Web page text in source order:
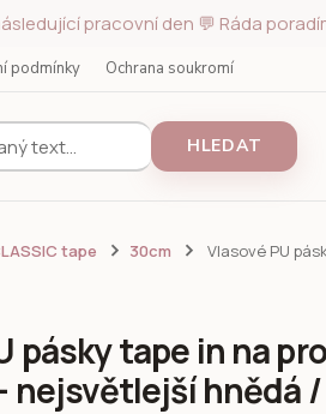
pracovní den 💬 Ráda
podmínky Ochrana soukromí
HLEDAT
tape 30cm
Vlasové PU
pásky tape in na
nejsvětlejší hnědá